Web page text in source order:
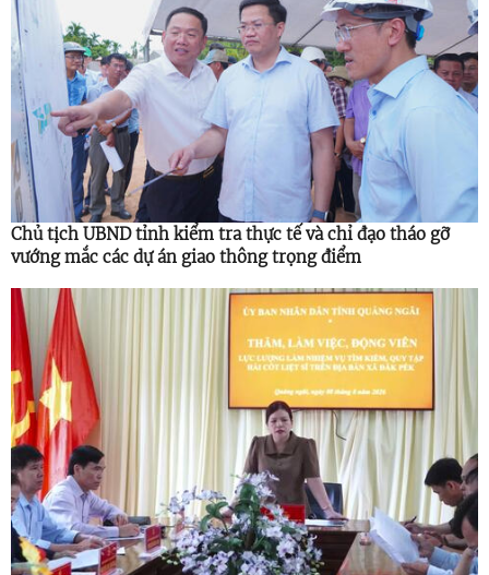
Chủ tịch UBND tỉnh kiểm tra thực tế và chỉ đạo tháo gỡ
vướng mắc các dự án giao thông trọng điểm